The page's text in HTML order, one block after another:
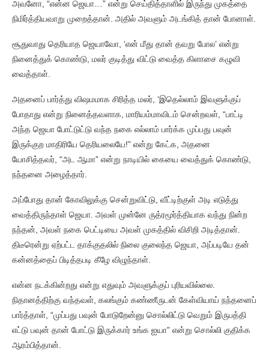
அவனோ, “என்ன ஜெயா…” என்று செய்தித்தாளில் இருந்து முகத்தை
நிமிர்த்தியவாறு முறைத்தான். அதில் அவளும் அடங்கித் தான் போனாள்.
சூதுவாது தெரியாத ஜெயாவோ, ‘என் மீது தான் தவறு போல’ என்று
நினைத்துக் கொண்டு, மலர் குடித்து விட்டு வைத்த கிளாசை கழுவி
வைத்தாள்.
அதனைப் பார்த்து விஷமமாக சிரித்த மலர், ‘இதெல்லாம் இவளுக்குப்
போதாது என்று நினைத்தவளாக, மாரியம்மாவிடம் சென்றவள், “பாட்டி
அந்த ஜெயா போட்டுட்டு வந்த நகை எல்லாம் பார்க்க முப்பது பவுன்
இருக்குற மாதிரியே தெரியலையே!” என்று கேட்க, அதனை
யோசித்தவர், “அட ஆமா” என்று நாடியில் கையை வைத்துக் கொண்டு,
நந்தனை அழைத்தார்.
அப்போது தான் கோவிலுக்கு சென்றுவிட்டு, வீட்டிற்குள் அடி எடுத்து
வைத்திருந்தாள் ஜெயா. அவள் முன்னே ருத்ரமூர்த்தியாக வந்து நின்ற
நந்தன், அவள் நகை பெட்டியை அவள் முகத்தில் விசிறி அடித்தான்.
திடீரென்று ஏற்பட்ட தாக்குதலில் நிலை குலைந்த ஜெயா, அப்படியே தன்
கன்னத்தைப் பிடித்தபடி கீழே விழுந்தாள்.
என்ன நடக்கின்றது என்று எதுவும் அவளுக்குப் புரியவில்லை.
நிதானத்திற்கு வந்தவள், கலங்கும் கண்ணீருடன் கேள்வியாய் நந்தனைப்
பார்த்தாள், “முப்பது பவுன் போடுறேன்னு சொல்லிட்டு வெறும் இருபத்தி
எட்டு பவுன் தான் போட்டு இருக்கார் உங்க ஐயா” என்று சொல்லி குதிக்க
ஆரம்பித்தான்.